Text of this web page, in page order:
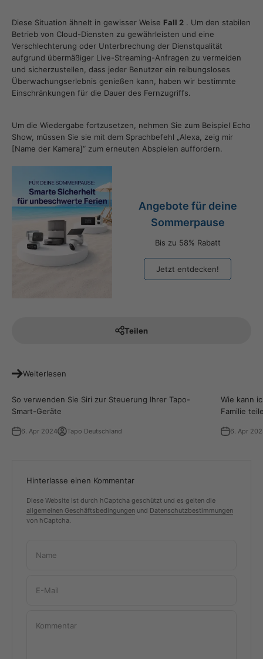
Diese Situation ähnelt in gewisser Weise Fall 2 . Um den stabilen
Betrieb von Cloud-Diensten zu gewährleisten und eine
Verschlechterung oder Unterbrechung der Dienstqualität
aufgrund übermäßiger Live-Streaming-Anfragen zu vermeiden
und sicherzustellen, dass jeder Benutzer ein reibungsloses
Überwachungserlebnis genießen kann, haben wir bestimmte
Einschränkungen für die Dauer des Fernzugriffs.
Um die Wiedergabe fortzusetzen, nehmen Sie zum Beispiel Echo
Show, müssen Sie sie mit dem Sprachbefehl „Alexa, zeig mir
[Name der Kamera]“ zum erneuten Abspielen auffordern.
Angebote für deine
Sommerpause
Bis zu 58% Rabatt
Jetzt entdecken!
Teilen
Weiterlesen
So verwenden Sie Siri zur Steuerung Ihrer Tapo-
Smart-Geräte
6. Apr 2024 Tapo Deutschland
Wie kann
Familie
6. Apr
Hinterlasse einen Kommentar
Diese Website ist durch hCaptcha geschützt und es gelten die
allgemeinen Geschäftsbedingungen und Datenschutzbestimmungen
von hCaptcha.
Name
E-Mail
Kommentar